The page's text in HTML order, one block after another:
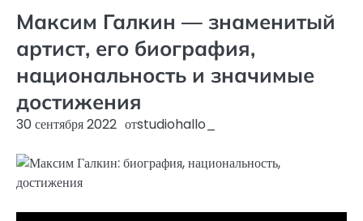
Максим Галкин — знаменитый
артист, его биография,
национальность и значимые
достижения
30 сентября 2022 отstudiohallo_